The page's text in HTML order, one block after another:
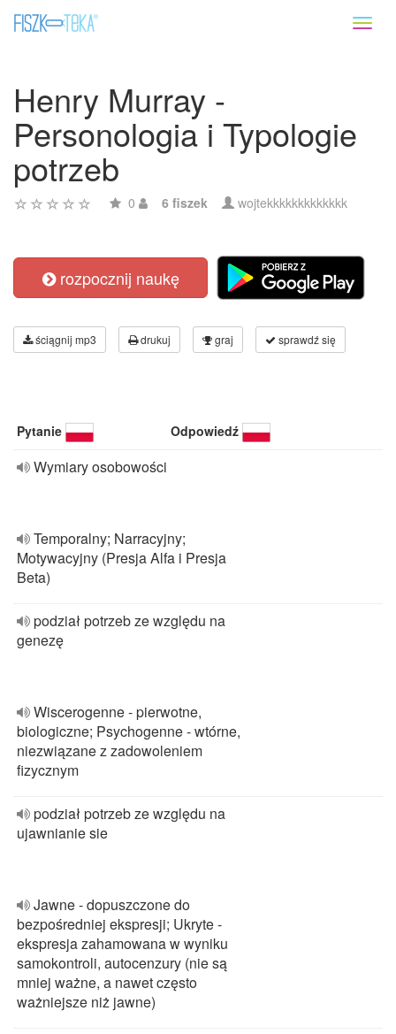
Henry Murray -
Personologia i Typologie
potrzeb
0 6 fiszek wojtekkkkkkkkkkkkk
rozpocznij naukę
ściągnij mp3 drukuj graj sprawdź się
Pytanie Odpowiedź
Wymiary osobowości
Temporalny; Narracyjny;
Motywacyjny (Presja Alfa i Presja
Beta)
podział potrzeb ze względu na
genezę
Wiscerogenne - pierwotne,
biologiczne; Psychogenne - wtórne,
niezwiązane z zadowoleniem
fizycznym
podział potrzeb ze względu na
ujawnianie sie
Jawne - dopuszczone do
bezpośredniej ekspresji; Ukryte -
ekspresja zahamowana w wyniku
samokontroli, autocenzury (nie są
mniej ważne, a nawet często
ważniejsze niż jawne)